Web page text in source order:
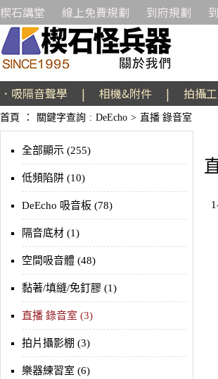
楔石講堂 線上免費規劃 到府規劃
．吸隔音聲學 | 相機&附件 | 拍攝
首頁 ： 關鍵字查詢 : DeEcho > 直播 錄音室
全部顯示 (255)
低頻陷阱 (10)
DeEcho 吸音板 (78)
隔音底材 (1)
空間吸音體 (48)
黏著/填縫/免釘膠 (1)
直播 錄音室 (3)
拍片攝影棚 (3)
樂器練習室 (6)